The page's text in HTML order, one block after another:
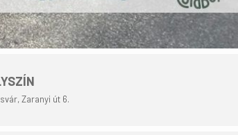
Zaranyi út 6.